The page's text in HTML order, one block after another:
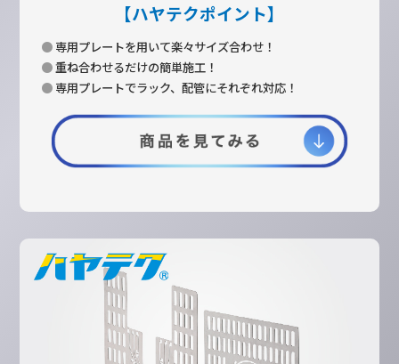
【ハヤテクポイント】
● 専用プレートを用いて楽々サイズ合わせ！
●重ね合わせるだけの簡単施工！
● 専用プレートでラック、配管にそれぞれ対応！